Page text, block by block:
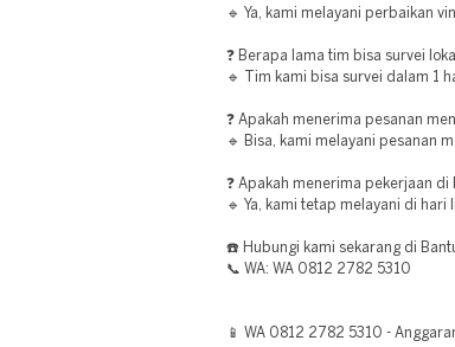
🔹 Ya, kami melayani perbaikan
❓ Berapa lama tim bisa survei
🔹 Tim kami bisa survei dalam 1
❓ Apakah menerima pesanan
🔹 Bisa, kami melayani pesanan
❓ Apakah menerima pekerjaan
🔹 Ya, kami tetap melayani di hari
☎️ Hubungi kami sekarang di
📞 WA: WA 0812 2782 5310
📱 WA 0812 2782 5310 -